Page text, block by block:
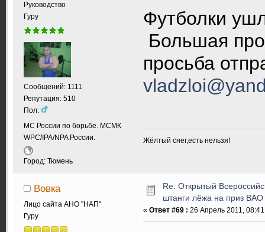
Руководство
Гуру
Сообщений: 1111
Репутация: 510
Пол:
МС России по борьбе. МСМК
WPC/IPA/NPA России.
Город: Тюмень
Футболки
Большая
просьба
Жёлтый снег,есть нельзя!
Вовка
Лицо сайта АНО "НАП"
Гуру
Re: Открытый
штанги лёжа на приз ВАО
« Ответ #69 : 26 Апрель 2011,